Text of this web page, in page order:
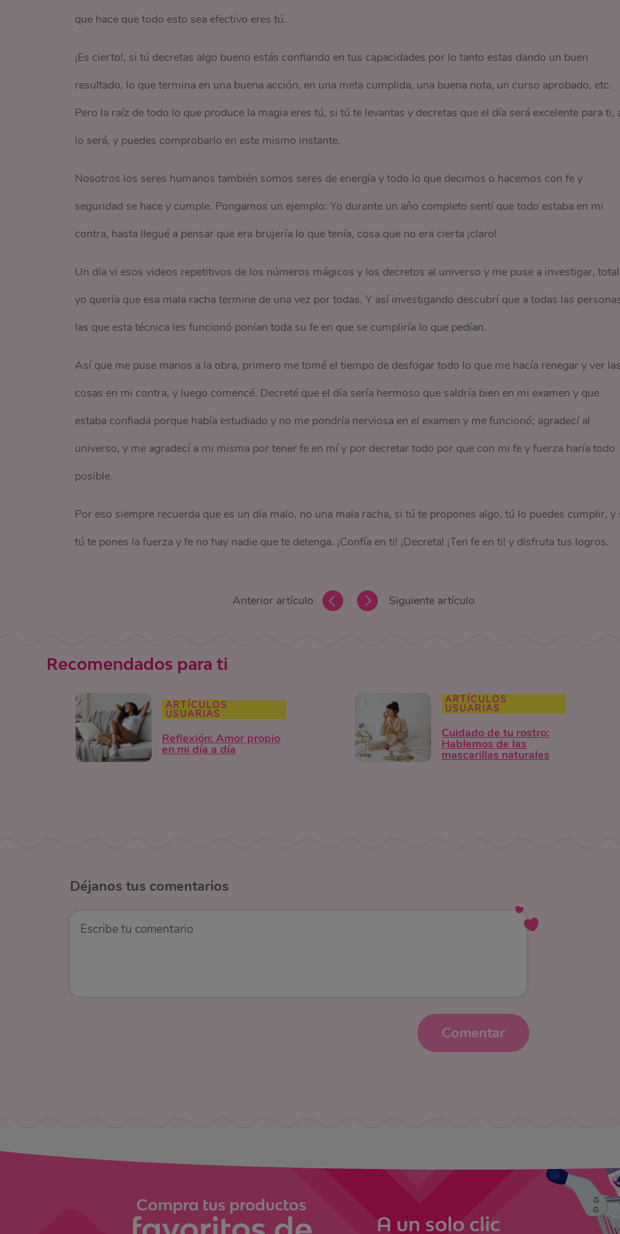
que hace que todo esto sea efectivo eres tú.
¡Es cierto!, si tú decretas algo bueno estás confiando en tus capacidades por lo tanto estas dando un buen
resultado, lo que termina en una buena acción, en una meta cumplida, una buena nota, un curso aprobado, etc.
Pero la raíz de todo lo que produce la magia eres tú, si tú te levantas y decretas que el día será excelente para ti,
lo será, y puedes comprobarlo en este mismo instante.
Nosotros los seres humanos también somos seres de energía y todo lo que decimos o hacemos con fe y
seguridad se hace y cumple. Pongamos un ejemplo: Yo durante un año completo sentí que todo estaba en mi
contra, hasta llegué a pensar que era brujería lo que tenía, cosa que no era cierta ¡claro!
Un día vi esos videos repetitivos de los números mágicos y los decretos al universo y me puse a investigar, total
yo quería que esa mala racha termine de una vez por todas. Y así investigando descubrí que a todas las
las que esta técnica les funcionó ponían toda su fe en que se cumpliría lo que pedían.
Así que me puse manos a la obra, primero me tomé el tiempo de desfogar todo lo que me hacía renegar y ver
cosas en mi contra, y luego comencé. Decreté que el día sería hermoso que saldría bien en mi examen y que
estaba confiada porque había estudiado y no me pondría nerviosa en el examen y me funcionó; agradecí al
universo, y me agradecí a mi misma por tener fe en mí y por decretar todo por que con mi fe y fuerza haría todo
posible.
Por eso siempre recuerda que es un día malo, no una mala racha, si tú te propones algo, tú lo puedes cumplir, y
tú te pones la fuerza y fe no hay nadie que te detenga. ¡Confía en ti! ¡Decreta! ¡Ten fe en ti! y disfruta tus logros.
Anterior artículo Siguiente artículo
Recomendados para ti
ARTÍCULOS
USUARIAS
Reflexión: Amor propio
en mi día a día
ARTÍCULOS
USUARIAS
Cuidado de tu rostro:
Hablemos de las
mascarillas naturales
Déjanos tus comentarios
Comentar